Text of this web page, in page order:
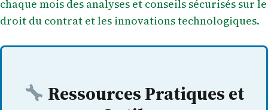
chaque mois des analyses et conseils sécurisés sur le
droit du contrat et les innovations technologiques.
Ressources Pratiques et